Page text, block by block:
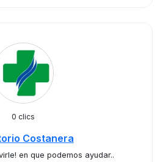
0 clics
Costanera
en que podemos ayudar..